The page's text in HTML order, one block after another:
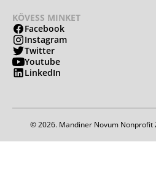
KÖVESS MINKET
Facebook
Instagram
Twitter
Youtube
LinkedIn
© 2026. Mandiner Novum Nonprofit